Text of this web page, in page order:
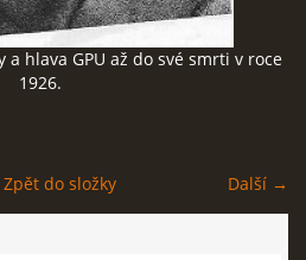
a hlava GPU až do své smrti v roce
1926.
Další →
Zpět do složky